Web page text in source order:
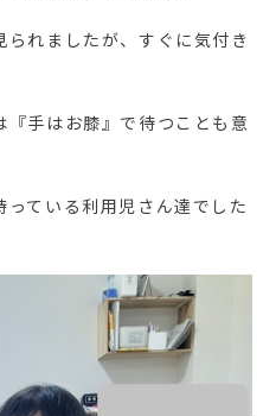
れましたが、すぐに気付き
手はお膝』で待つことも意
ている利用児さん達でした